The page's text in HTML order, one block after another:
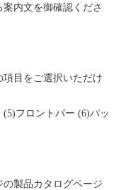
内文を御確認くださ
目をご選択いただけ
フロントバー (6)パッ
製品カタログページ